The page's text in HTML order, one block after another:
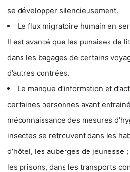
se développer silencieusement.
Le flux migratoire humain en
Il est avancé que les punaises de
dans les bagages de certains
d’autres contrées.
Le manque d’information et
certaines personnes ayant
méconnaissance des mesures
insectes se retrouvent dans les
d’hôtel, les auberges de jeunesse
les prisons, dans les transports